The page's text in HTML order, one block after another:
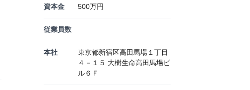
資本金 500万円
従業員数
本社
東京都新宿区高田馬場１丁目
４－１５ 大樹生命高田馬場ビ
ル６Ｆ